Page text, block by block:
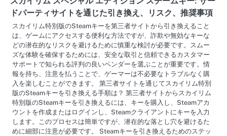
ドパーティサイトを通じた引き換え、リスク、推奨事項
スカイリム特別版のSteamキーを第三者サイトから引き換えること
は、ゲームにアクセスする便利な方法ですが、詐欺や無効なキーな
どの潜在的なリスクを避けるために慎重な検討が必要です。スムー
ズな体験を確保するためには、安全な取引と信頼できるカスタマー
サポートで知られる評判の良いベンダーを選ぶことが重要です。情
報を持ち、注意を払うことで、ゲーマーは不必要なトラブルなく購
入を楽しむことができます。 第三者サイトを通じてスカイリム特別
版のSteamキーを引き換える手順は？ 第三者サイトからスカイリム
特別版のSteamキーを引き換えるには、キーを購入し、Steamアカ
ウントを作成またはログインし、Steamクライアントにキーを入力
します。このプロセスは簡単ですが、潜在的な落とし穴を避けるた
めに細部に注意が必要です。 Steamキーを引き換えるためのステッ